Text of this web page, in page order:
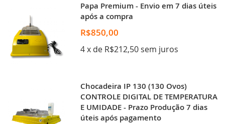
Papa Premium - Envio em 7 dias úteis
após a compra
R$850,00
4 x de R$212,50 sem juros
Chocadeira IP 130 (130 Ovos)
CONTROLE DIGITAL DE TEMPERATURA
E UMIDADE - Prazo Produção 7 dias
úteis após pagamento